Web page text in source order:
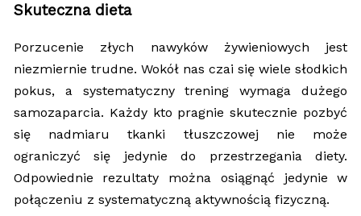
Skuteczna dieta
Porzucenie złych nawyków żywieniowych jest
niezmiernie trudne. Wokół nas czai się wiele słodkich
pokus, a systematyczny trening wymaga dużego
samozaparcia. Każdy kto pragnie skutecznie pozbyć
się nadmiaru tkanki tłuszczowej nie może
ograniczyć się jedynie do przestrzegania diety.
Odpowiednie rezultaty można osiągnąć jedynie w
połączeniu z systematyczną aktywnością fizyczną.